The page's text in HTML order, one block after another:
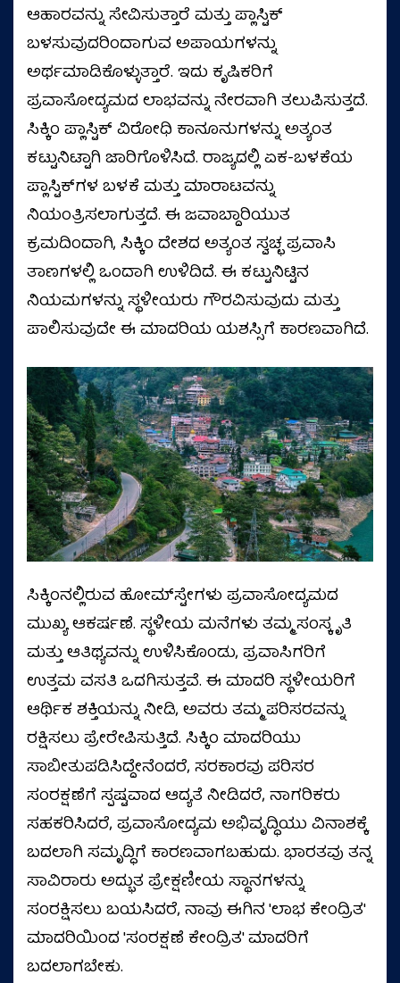
ಆಹಾರವನ್ನು ಸೇವಿಸುತ್ತಾರೆ ಮತ್ತು ಪ್ಲಾಸ್ಟಿಕ್
ಬಳಸುವುದರಿಂದಾಗುವ ಅಪಾಯಗಳನ್ನು
ಅರ್ಥಮಾಡಿಕೊಳ್ಳುತ್ತಾರೆ. ಇದು ಕೃಷಿಕರಿಗೆ
ಪ್ರವಾಸೋದ್ಯಮದ ಲಾಭವನ್ನು ನೇರವಾಗಿ ತಲುಪಿಸುತ್ತದೆ.
ಸಿಕ್ಕಿಂ ಪ್ಲಾಸ್ಟಿಕ್ ವಿರೋಧಿ ಕಾನೂನುಗಳನ್ನು ಅತ್ಯಂತ
ಕಟ್ಟುನಿಟ್ಟಾಗಿ ಜಾರಿಗೊಳಿಸಿದೆ. ರಾಜ್ಯದಲ್ಲಿ ಏಕ-ಬಳಕೆಯ
ಪ್ಲಾಸ್ಟಿಕ್‌ಗಳ ಬಳಕೆ ಮತ್ತು ಮಾರಾಟವನ್ನು
ನಿಯಂತ್ರಿಸಲಾಗುತ್ತದೆ. ಈ ಜವಾಬ್ದಾರಿಯುತ
ಕ್ರಮದಿಂದಾಗಿ, ಸಿಕ್ಕಿಂ ದೇಶದ ಅತ್ಯಂತ ಸ್ವಚ್ಛ ಪ್ರವಾಸಿ
ತಾಣಗಳಲ್ಲಿ ಒಂದಾಗಿ ಉಳಿದಿದೆ. ಈ ಕಟ್ಟುನಿಟ್ಟಿನ
ನಿಯಮಗಳನ್ನು ಸ್ಥಳೀಯರು ಗೌರವಿಸುವುದು ಮತ್ತು
ಪಾಲಿಸುವುದೇ ಈ ಮಾದರಿಯ ಯಶಸ್ಸಿಗೆ ಕಾರಣವಾಗಿದೆ.
ಸಿಕ್ಕಿಂನಲ್ಲಿರುವ ಹೋಮ್‌ಸ್ಟೇಗಳು ಪ್ರವಾಸೋದ್ಯಮದ
ಮುಖ್ಯ ಆಕರ್ಷಣೆ. ಸ್ಥಳೀಯ ಮನೆಗಳು ತಮ್ಮ ಸಂಸ್ಕೃತಿ
ಮತ್ತು ಆತಿಥ್ಯವನ್ನು ಉಳಿಸಿಕೊಂಡು, ಪ್ರವಾಸಿಗರಿಗೆ
ಉತ್ತಮ ವಸತಿ ಒದಗಿಸುತ್ತವೆ. ಈ ಮಾದರಿ ಸ್ಥಳೀಯರಿಗೆ
ಆರ್ಥಿಕ ಶಕ್ತಿಯನ್ನು ನೀಡಿ, ಅವರು ತಮ್ಮ ಪರಿಸರವನ್ನು
ರಕ್ಷಿಸಲು ಪ್ರೇರೇಪಿಸುತ್ತಿದೆ. ಸಿಕ್ಕಿಂ ಮಾದರಿಯು
ಸಾಬೀತುಪಡಿಸಿದ್ದೇನೆಂದರೆ, ಸರಕಾರವು ಪರಿಸರ
ಸಂರಕ್ಷಣೆಗೆ ಸ್ಪಷ್ಟವಾದ ಆದ್ಯತೆ ನೀಡಿದರೆ, ನಾಗರಿಕರು
ಸಹಕರಿಸಿದರೆ, ಪ್ರವಾಸೋದ್ಯಮ ಅಭಿವೃದ್ಧಿಯು ವಿನಾಶಕ್ಕೆ
ಬದಲಾಗಿ ಸಮೃದ್ಧಿಗೆ ಕಾರಣವಾಗಬಹುದು. ಭಾರತವು ತನ್ನ
ಸಾವಿರಾರು ಅದ್ಭುತ ಪ್ರೇಕ್ಷಣೀಯ ಸ್ಥಾನಗಳನ್ನು
ಸಂರಕ್ಷಿಸಲು ಬಯಸಿದರೆ, ನಾವು ಈಗಿನ 'ಲಾಭ ಕೇಂದ್ರಿತ'
ಮಾದರಿಯಿಂದ 'ಸಂರಕ್ಷಣೆ ಕೇಂದ್ರಿತ' ಮಾದರಿಗೆ
ಬದಲಾಗಬೇಕು.